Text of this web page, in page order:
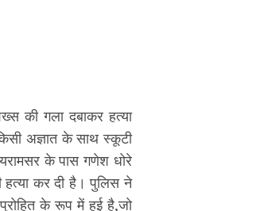
की गला दबाकर हत्या
अज्ञात के साथ स्कूटी
के पास गणेश धोरे
हत्या कर दी है। पुलिस ने
के रूप में हुई है,जो